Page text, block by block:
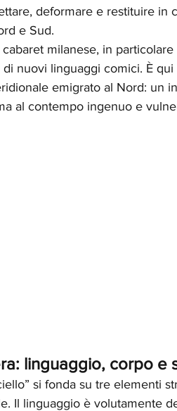
deformare e restituire in
e Sud.
milanese, in
nuovi linguaggi comici. È
emigrato al Nord: un
al contempo ingenuo e
linguaggio, corpo e
si fonda su tre elementi
Il linguaggio è volutamente